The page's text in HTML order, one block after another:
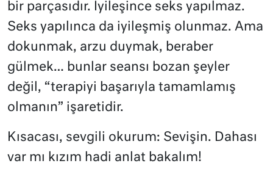
bir parçasıdır. İyileşince seks yapılmaz.
Seks yapılınca da iyileşmiş olunmaz. Ama
dokunmak, arzu duymak, beraber
gülmek… bunlar seansı bozan şeyler
değil, “terapiyi başarıyla tamamlamış
olmanın” işaretidir.
Kısacası, sevgili okurum: Sevişin. Dahası
var mı kızım hadi anlat bakalım!